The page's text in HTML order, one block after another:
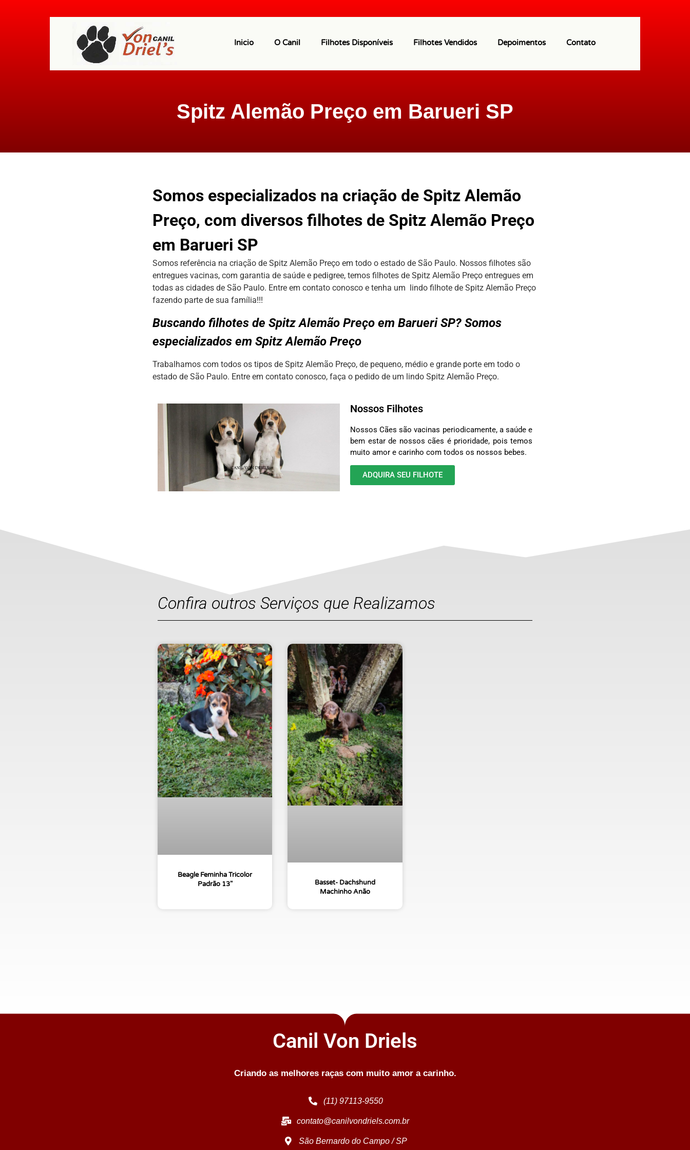
Inicio O Canil Filhotes Disponíveis Filhotes Vendidos Depoimentos Contato
Spitz Alemão Preço em Barueri SP
Somos especializados na criação de Spitz Alemão
Preço, com diversos filhotes de Spitz Alemão Preço
em Barueri SP
Somos referência na criação de Spitz Alemão Preço em todo o estado de São Paulo. Nossos filhotes são
entregues vacinas, com garantia de saúde e pedigree, temos filhotes de Spitz Alemão Preço entregues em
todas as cidades de São Paulo. Entre em contato conosco e tenha um lindo filhote de Spitz Alemão Preço
fazendo parte de sua família!!!
Buscando filhotes de Spitz Alemão Preço em Barueri SP? Somos
especializados em Spitz Alemão Preço
Trabalhamos com todos os tipos de Spitz Alemão Preço, de pequeno, médio e grande porte em todo o
estado de São Paulo. Entre em contato conosco, faça o pedido de um lindo Spitz Alemão Preço.
Nossos Filhotes
Nossos Cães são vacinas periodicamente, a saúde e
bem estar de nossos cães é prioridade, pois temos
muito amor e carinho com todos os nossos bebes.
ADQUIRA SEU FILHOTE
Confira outros Serviços que Realizamos
Beagle Feminha Tricolor
Padrão 13″
Basset- Dachshund
Machinho Anão
Canil Von Driels
Criando as melhores raças com muito amor a carinho.
(11) 97113-9550
contato@canilvondriels.com.br
São Bernardo do Campo / SP